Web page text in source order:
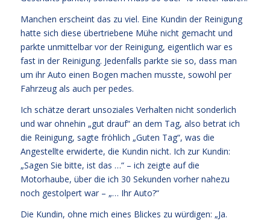
Manchen erscheint das zu viel. Eine Kundin der Reinigung
hatte sich diese übertriebene Mühe nicht gemacht und
parkte unmittelbar vor der Reinigung, eigentlich war es
fast in der Reinigung. Jedenfalls parkte sie so, dass man
um ihr Auto einen Bogen machen musste, sowohl per
Fahrzeug als auch per pedes.
Ich schätze derart unsoziales Verhalten nicht sonderlich
und war ohnehin „gut drauf“ an dem Tag, also betrat ich
die Reinigung, sagte fröhlich „Guten Tag“, was die
Angestellte erwiderte, die Kundin nicht. Ich zur Kundin:
„Sagen Sie bitte, ist das …“ – ich zeigte auf die
Motorhaube, über die ich 30 Sekunden vorher nahezu
noch gestolpert war – „… Ihr Auto?“
Die Kundin, ohne mich eines Blickes zu würdigen: „Ja.